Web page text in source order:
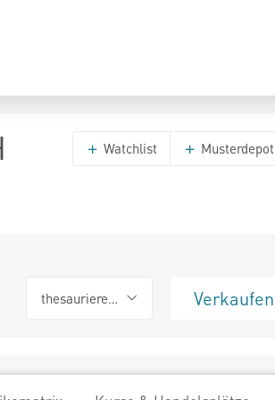
Watchlist Musterdepot
thesaurierend Verkaufen